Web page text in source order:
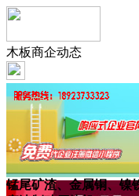
木板商企动态
锰尾矿渣、金属铜、镍